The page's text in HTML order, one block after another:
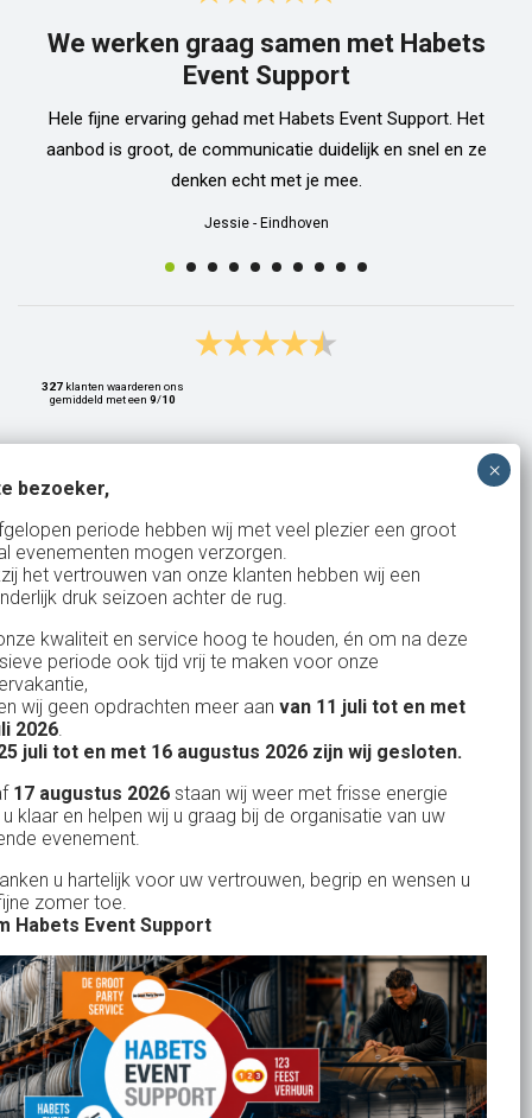
We werken graag samen met Habets
Event Support
Hele fijne ervaring gehad met Habets Event Support. Het
aanbod is groot, de communicatie duidelijk en snel en ze
denken echt met je mee.
Jessie - Eindhoven
327 klanten waarderen ons
gemiddeld met een 9/10
Bank: NL15ABNA0561810710
KvK: 17167131
BTW: NL.1678.53.296.B01
Uw partner in:
Evenementen verhuur
Feestverhuur
Licht- en Geluidverhuur
Horeca verhuur
Partyverhuur
Je vindt ons op
bezoeker,
periode hebben wij met veel plezier een groot
evenementen mogen verzorgen.
het vertrouwen van onze klanten hebben wij een
druk seizoen achter de rug.
kwaliteit en service hoog te houden, én om na deze
periode ook tijd vrij te maken voor onze
wij geen opdrachten meer aan van 11 juli tot en met
2026.
juli tot en met 16 augustus 2026 zijn wij gesloten.
17 augustus 2026 staan wij weer met frisse energie
klaar en helpen wij u graag bij de organisatie van uw
evenement.
u hartelijk voor uw vertrouwen, begrip en wensen u
zomer toe.
Habets Event Support